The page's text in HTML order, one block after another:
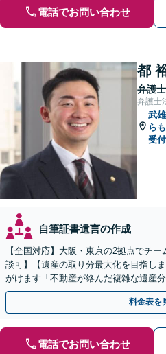
電話でお問い合わせ
都
弁護士
弁護士
武
ら
受
自筆証書遺言の作成
【全国対応】大阪・東京の2拠点でチ
談可】【遺産の取り分最大化を目指し
がけます「不動産が絡んだ複雑な遺産
執行／事業承継など、お任せください
料金表を
電話でお問い合わせ